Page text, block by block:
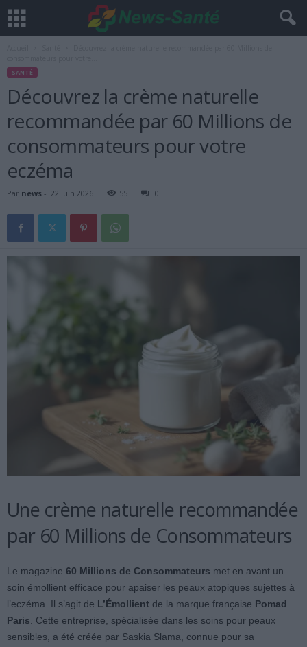
SANTÉ
Découvrez la crème naturelle
recommandée par 60 Millions de
consommateurs pour votre
eczéma
Par news - 22 juin 2026 55 0
Une crème naturelle recommandée
par 60 Millions de Consommateurs
Le magazine 60 Millions de Consommateurs met en avant un
soin émollient efficace pour apaiser les peaux atopiques sujettes à
l’eczéma. Il s’agit de L’Émollient de la marque française Pomad
Paris . Cette entreprise, spécialisée dans les soins pour peaux
sensibles, a été créée par Saskia Slama, connue pour sa